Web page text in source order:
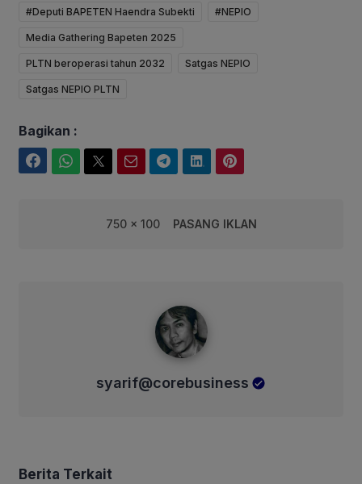
#Deputi BAPETEN Haendra Subekti #NEPIO
Media Gathering Bapeten 2025
PLTN beroperasi tahun 2032 Satgas NEPIO
Satgas NEPIO PLTN
Bagikan :
750 x 100 PASANG IKLAN
syarif@corebusiness
Berita Terkait